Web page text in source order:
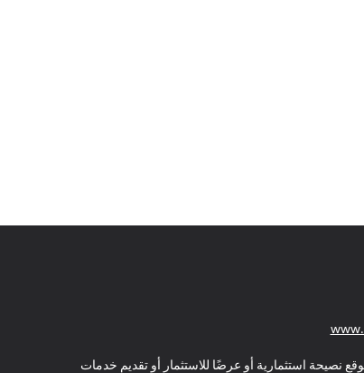
(opens in a new tab)
نصيحة استثمارية أو عرضًا للاستثمار أو تقديم خدمات